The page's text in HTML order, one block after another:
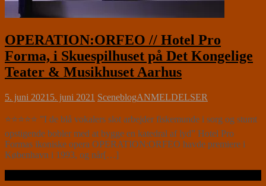
OPERATION:ORFEO // Hotel Pro
Forma, i Skuespilhuset på Det Kongelige
Teater & Musikhuset Aarhus
5. juni 2021 5. juni 2021 SceneblogANMELDELSER
⭐⭐⭐⭐⭐ ”I de blå vokalers slot arbejder fiskemunde i sorg og stumt
opstigende bobler med at bygge en katedral af lyd” Hotel Pro
Formas ikoniske opera OPERATION:ORFEO havde premiere i
København i 1993, og når[…]